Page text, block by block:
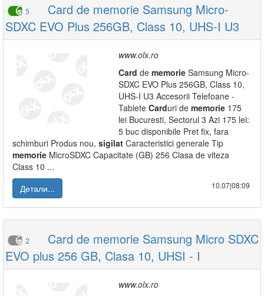
5
Card de memorie Samsung Micro-
SDXC EVO Plus 256GB, Class 10, UHS-I U3
www.olx.ro
Card de memorie Samsung Micro-
SDXC EVO Plus 256GB, Class 10,
UHS-I U3 Accesorii Telefoane -
Tablete Carduri de memorie 175
lei Bucuresti, Sectorul 3 Azi 175 lei:
5 buc disponibile Pret fix, fara
schimburi Produs nou, sigilat Caracteristici generale Tip
memorie MicroSDXC Capacitate (GB) 256 Clasa de viteza
Class 10 ...
Детали...
10.07|08:09
2
Card de memorie Samsung Micro SDXC
EVO plus 256 GB, Clasa 10, UHSI - I
www.olx.ro